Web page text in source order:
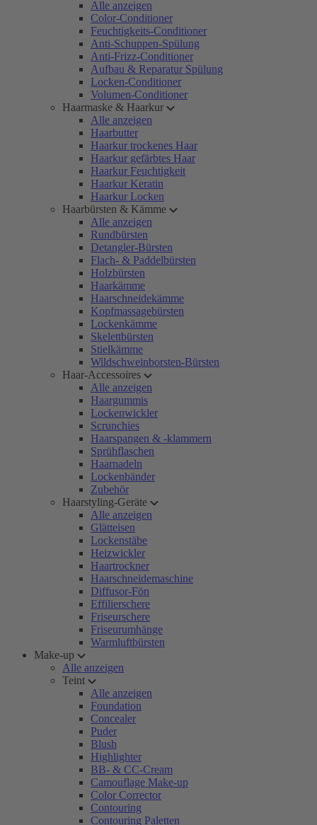
Alle anzeigen
Color-Conditioner
Feuchtigkeits-Conditioner
Anti-Schuppen-Spülung
Anti-Frizz-Conditioner
Aufbau & Reparatur Spülung
Locken-Conditioner
Volumen-Conditioner
Haarmaske & Haarkur
Alle anzeigen
Haarbutter
Haarkur trockenes Haar
Haarkur gefärbtes Haar
Haarkur Feuchtigkeit
Haarkur Keratin
Haarkur Locken
Haarbürsten & Kämme
Alle anzeigen
Rundbürsten
Detangler-Bürsten
Flach- & Paddelbürsten
Holzbürsten
Haarkämme
Haarschneidekämme
Kopfmassagebürsten
Lockenkämme
Skelettbürsten
Stielkämme
Wildschweinborsten-Bürsten
Haar-Accessoires
Alle anzeigen
Haargummis
Lockenwickler
Scrunchies
Haarspangen & -klammern
Sprühflaschen
Haarnadeln
Lockenbänder
Zubehör
Haarstyling-Geräte
Alle anzeigen
Glätteisen
Lockenstäbe
Heizwickler
Haartrockner
Haarschneidemaschine
Diffusor-Fön
Effilierschere
Friseurschere
Friseurumhänge
Warmluftbürsten
Make-up
Alle anzeigen
Teint
Alle anzeigen
Foundation
Concealer
Puder
Blush
Highlighter
BB- & CC-Cream
Camouflage Make-up
Color Corrector
Contouring
Contouring Paletten